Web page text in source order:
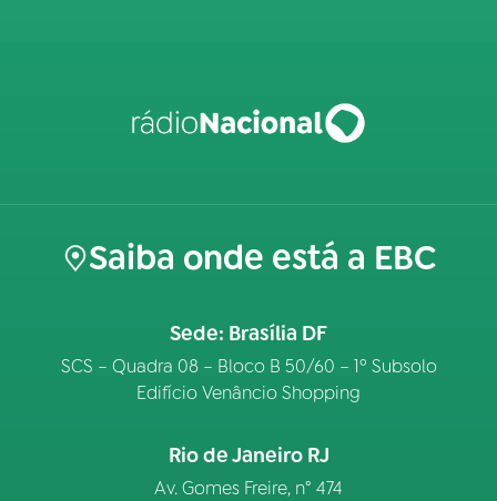
Saiba onde está a EBC
Sede: Brasília DF
SCS – Quadra 08 – Bloco B 50/60 – 1º Subsolo
Edifício Venâncio Shopping
Rio de Janeiro RJ
Av. Gomes Freire, n° 474